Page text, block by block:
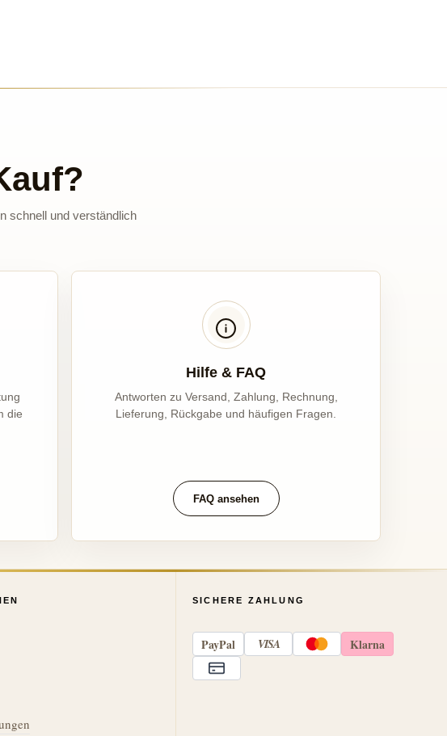
schnell und verständlich
die
Hilfe & FAQ
Antworten zu Versand, Zahlung, Rechnung,
Lieferung, Rückgabe und häufigen Fragen.
FAQ ansehen
SICHERE ZAHLUNG
PayPal VISA Klarna